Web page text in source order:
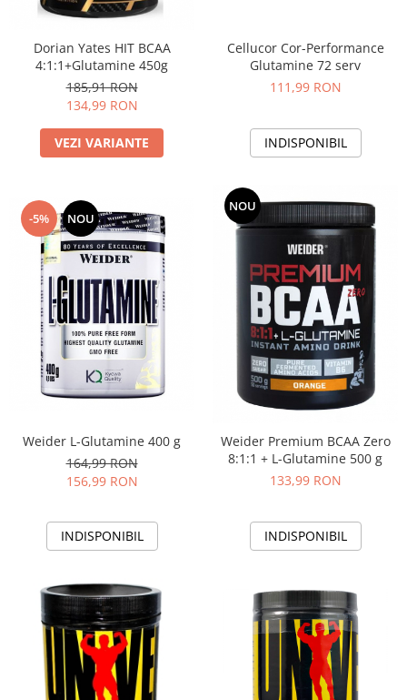
Zenana
Dorian Yates HIT BCAA
4:1:1+Glutamine 450g
185,91 RON
134,99 RON
VEZI VARIANTE
Cellucor Cor-Performance
Glutamine 72 serv
111,99 RON
INDISPONIBIL
-5% NOU
Weider L-Glutamine 400 g
164,99 RON
156,99 RON
INDISPONIBIL
NOU
Weider Premium BCAA Zero
8:1:1 + L-Glutamine 500 g
133,99 RON
INDISPONIBIL